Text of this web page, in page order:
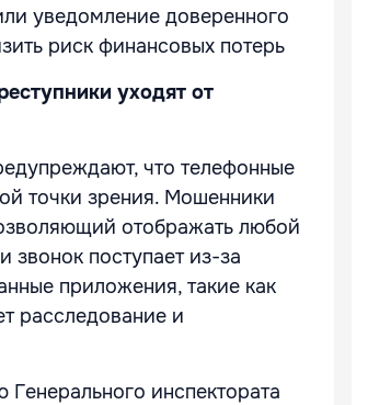
уведомление доверенного
риск финансовых потерь
уходят от
что телефонные
точки зрения. Мошенники
отображать любой
поступает из-за
приложения, такие как
расследование и
инспектората